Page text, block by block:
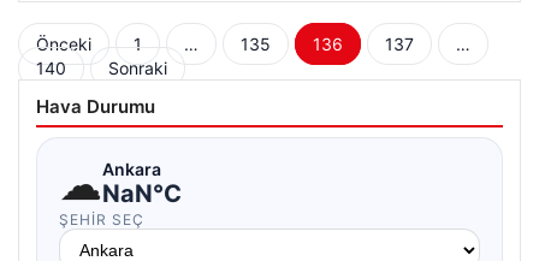
Yazı
sayfalaması
Önceki 1 … 135 136 137
…
140
Sonraki
Hava Durumu
☁Ankara
NaN°C
ŞEHIR SEÇ